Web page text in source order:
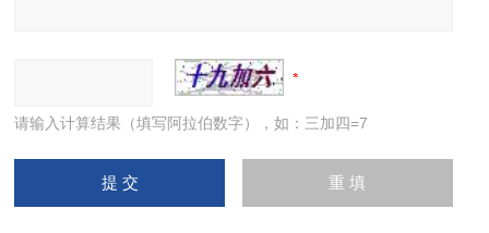
请输入计算结果（填写阿拉伯数字），如：三加四=7